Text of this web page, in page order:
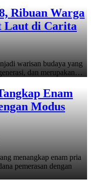
Ribuan Warga
Laut di Carita
warisan budaya yang
dan merupakan…
Enam
Modus
menangkap enam pria
pemerasan dengan